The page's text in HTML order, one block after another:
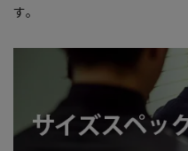
す。